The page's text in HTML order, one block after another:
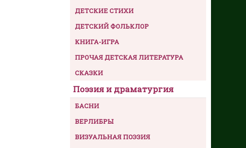
ДЕТСКИЕ СТИХИ
ДЕТСКИЙ ФОЛЬКЛОР
КНИГА-ИГРА
ПРОЧАЯ ДЕТСКАЯ ЛИТЕРАТУРА
СКАЗКИ
Поэзия и драматургия
БАСНИ
ВЕРЛИБРЫ
ВИЗУАЛЬНАЯ ПОЭЗИЯ